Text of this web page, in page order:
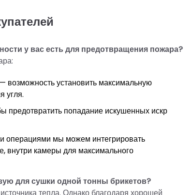
у вас есть для предотвращения пожара?
возможность установить максимальную
угля.
предотвратить попадание искушенных искр
операциями мы можем интегрировать
внутри камеры для максимального
для сушки одной тонны брикетов?